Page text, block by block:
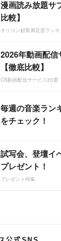
漫画読み放題サ
比較】
オリコン顧客満足度ラン
2026年動画配信
【徹底比較】
CS動画配信サービス20選
毎週の音楽ラン
をチェック！
試写会、登壇イ
プレゼント！
プレゼント特集